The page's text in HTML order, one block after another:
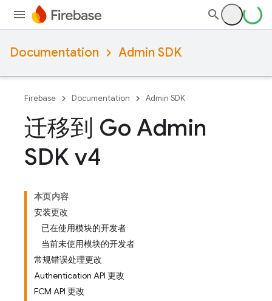
Documentation Admin SDK
Firebase Documentation Admin SDK
迁移到 Go Admin
SDK v4
本页内容
安装更改
已在使用模块的开发者
当前未使用模块的开发者
常规错误处理更改
Authentication API 更改
FCM API 更改